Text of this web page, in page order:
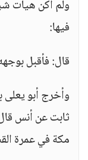
ولم أكن هيأت
فيها:
قال: فأقبل
وأخرج أبو
ثابت عن أنس
مكة في عمرة